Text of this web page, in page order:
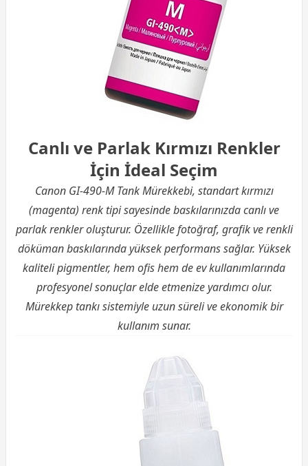
Canlı ve Parlak Kırmızı Renkler
İçin İdeal Seçim
Canon GI-490-M Tank Mürekkebi, standart kırmızı
(magenta) renk tipi sayesinde baskılarınızda canlı ve
parlak renkler oluşturur. Özellikle fotoğraf, grafik ve renkli
döküman baskılarında yüksek performans sağlar. Yüksek
kaliteli pigmentler, hem ofis hem de ev kullanımlarında
profesyonel sonuçlar elde etmenize yardımcı olur.
Mürekkep tankı sistemiyle uzun süreli ve ekonomik bir
kullanım sunar.